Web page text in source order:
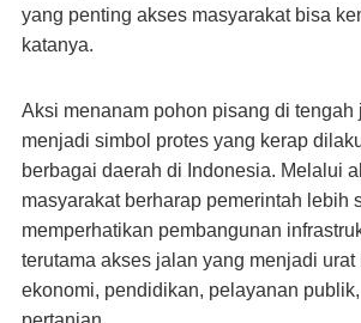
yang penting akses masyarakat bisa
katanya.
Aksi menanam pohon pisang di tengah
menjadi simbol protes yang kerap
berbagai daerah di Indonesia. Melalui
masyarakat berharap pemerintah lebih
memperhatikan pembangunan
terutama akses jalan yang menjadi
ekonomi, pendidikan, pelayanan